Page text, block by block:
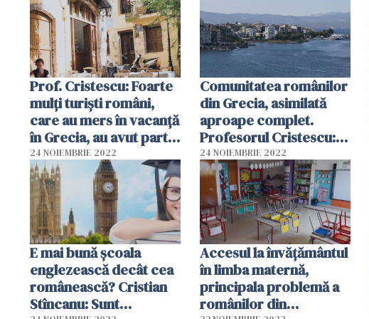
Cătălina Robu: „Este o
chestie de identitate!”
Prof. Cristescu: Foarte
mulți turiști români,
care au mers în vacanță
în Grecia, au avut parte
de o mare surpriză. Am
pățit-o și eu în
Cadrilater
24 NOIEMBRIE 2022
Comunitatea românilor
din Grecia, asimilată
aproape complet.
Profesorul Cristescu:
"Nu este deloc o
impresie greșită"
24 NOIEMBRIE 2022
E mai bună şcoala
englezească decât cea
românească? Cristian
Stîncanu: Sunt
Accesul la învățământul
în limba maternă,
principala problemă a
românilor din